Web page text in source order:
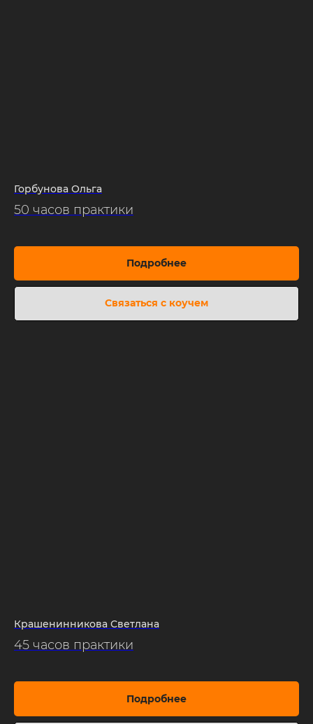
Горбунова Ольга
50 часов практики
Подробнее
Связаться с коучем
Крашенинникова Светлана
45 часов практики
Подробнее